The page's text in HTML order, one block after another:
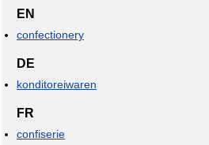
EN
confectionery
DE
konditoreiwaren
FR
confiserie